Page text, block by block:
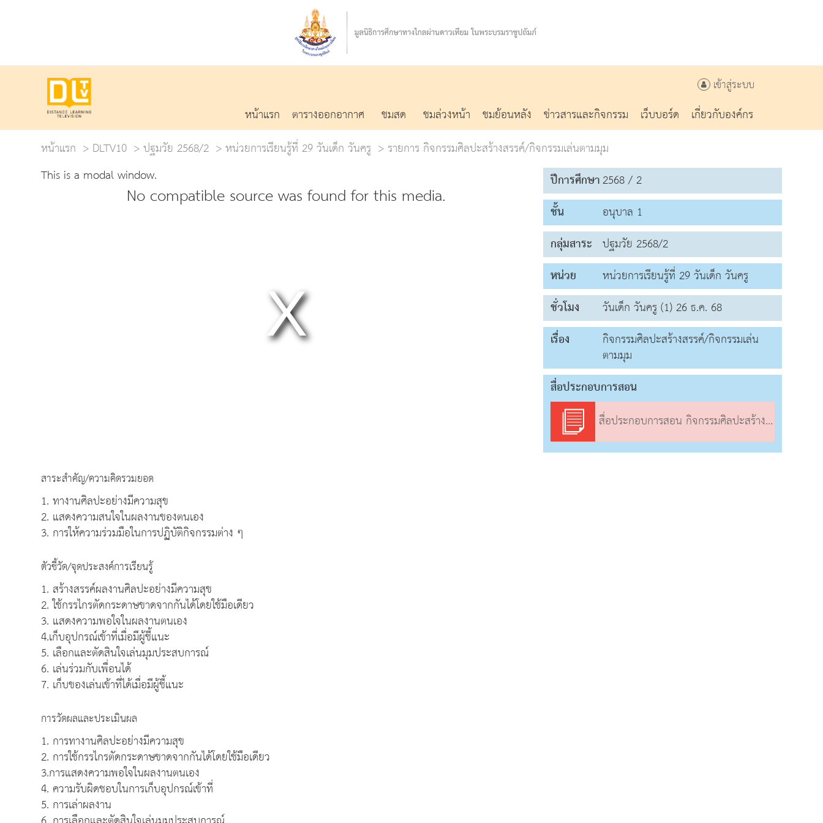
เข้าสู่ระบบ
หน้าแรก ตารางออกอากาศ ชมสด ชมล่วงหน้า ชมย้อนหลัง ข่าวสารและกิจกรรม เว็บบอร์ด
เกี่ยวกับองค์กร
หน้าแรก
DLTV10 ปฐมวัย 2568/2 หน่วยการเรียนรู้ที่ 29 วันเด็ก วันครู
รายการ กิจกรรมศิลปะสร้างสรรค์/กิจกรรมเล่นตามมุม
This is a modal window.
No compatible source was found for this media.
สาระสำคัญ/ความคิดรวมยอด
1. ทางานศิลปะอย่างมีความสุข
2. แสดงความสนใจในผลงานของตนเอง
3. การให้ความร่วมมือในการปฏิบัติกิจกรรมต่าง ๆ
ตัวชี้วัด/จุดประสงค์การเรียนรู้
1. สร้างสรรค์ผลงานศิลปะอย่างมีความสุข
2. ใช้กรรไกรตัดกระดาษขาดจากกันได้โดยใช้มือเดียว
3. แสดงความพอใจในผลงานตนเอง
4.เก็บอุปกรณ์เข้าที่เมื่อมีผู้ชี้แนะ
5. เลือกและตัดสินใจเล่นมุมประสบการณ์
6. เล่นร่วมกับเพื่อนได้
7. เก็บของเล่นเข้าที่ได้เมื่อมีผู้ชี้แนะ
การวัดผลและประเมินผล
1. การทางานศิลปะอย่างมีความสุข
2. การใช้กรรไกรตัดกระดาษขาดจากกันได้โดยใช้มือเดียว
3.การแสดงความพอใจในผลงานตนเอง
4. ความรับผิดชอบในการเก็บอุปกรณ์เข้าที่
5. การเล่าผลงาน
ปีการศึกษา2568 / 2
ชั้น
อนุบาล 1
กลุ่มสาระ ปฐมวัย 2568/2
หน่วย
หน่วยการเรียนรู้ที่ 29 วันเด็ก วันครู
ชั่วโมง
วันเด็ก วันครู (1) 26 ธ.ค. 68
เรื่อง
กิจกรรมศิลปะสร้างสรรค์/กิจกรรมเล่น
ตามมุม
สื่อประกอบการสอน
สื่อประกอบการสอน กิจกรรมศิลปะสร้างสรรค์/กิจกรรมเล่นตามมุม